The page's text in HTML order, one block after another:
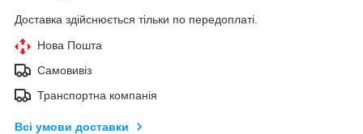
Доставка здійснюється тільки по передоплаті.
Нова Пошта
Самовивіз
Транспортна компанія
Всі умови доставки